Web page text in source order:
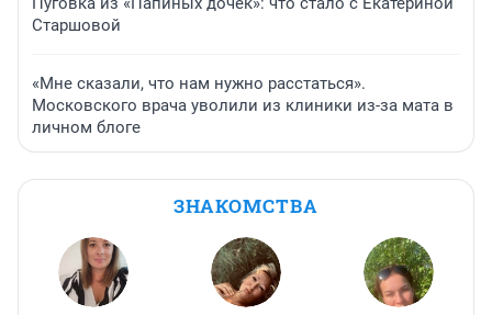
Старшовой
«Мне сказали, что нам нужно расстаться».
Московского врача уволили из клиники из-за мата в
личном блоге
ЗНАКОМСТВА